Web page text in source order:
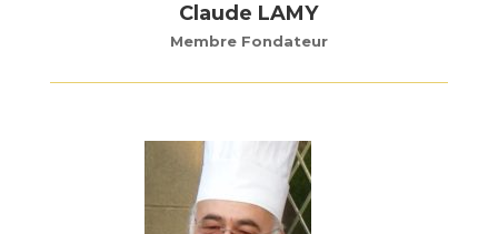
Claude LAMY
Membre Fondateur